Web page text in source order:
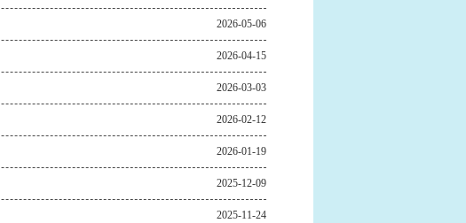
2026-05-06
2026-04-15
2026-03-03
2026-02-12
2026-01-19
2025-12-09
2025-11-24